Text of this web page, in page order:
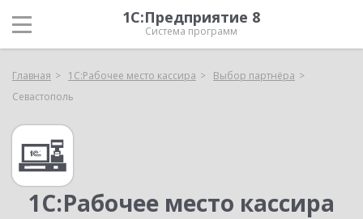
1С:Предприятие 8
Система программ
Главная 1С:Рабочее место кассира
Выбор партнёра
Севастополь
1С:Рабочее место кассира